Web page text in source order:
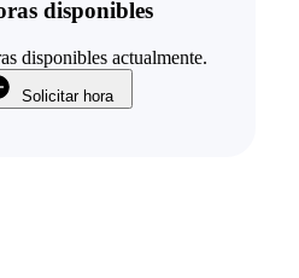
disponibles
disponibles actualmente.
Solicitar hora